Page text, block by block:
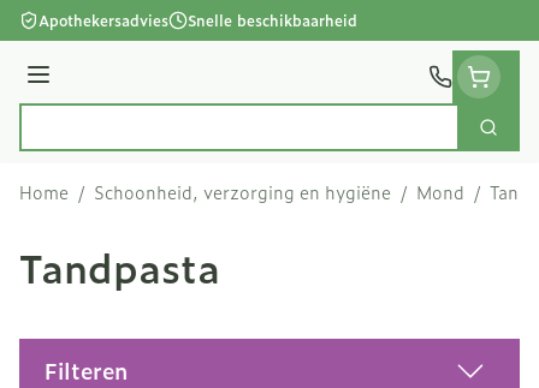
Ga naar de inhoud
Apothekersadvies Snelle beschikbaarheid
Menu
Zoek
Home / Schoonheid, verzorging en hygiëne / Mond /
Tandpasta
Filteren